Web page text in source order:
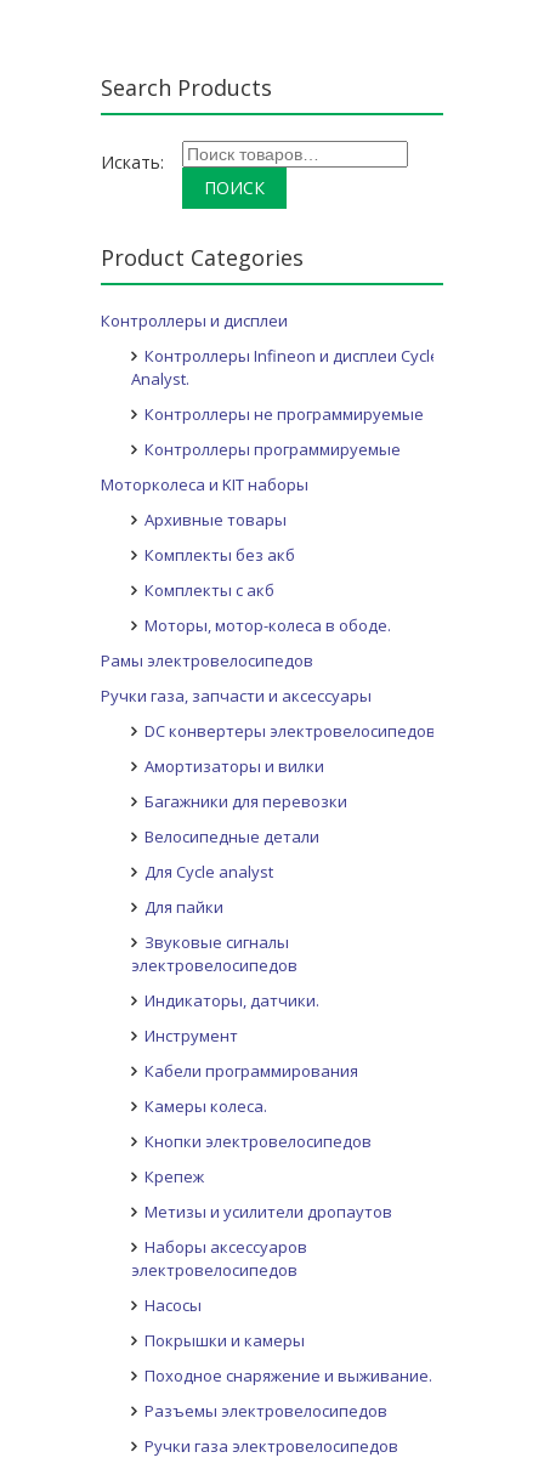
Search Products
Искать:
Product Categories
Контроллеры и дисплеи
Контроллеры Infineon и дисплеи Cycle
Analyst.
Контроллеры не программируемые
Контроллеры программируемые
Моторколеса и KIT наборы
Архивные товары
Комплекты без акб
Комплекты с акб
Моторы, мотор-колеса в ободе.
Рамы электровелосипедов
Ручки газа, запчасти и аксессуары
DC конвертеры электровелосипедов
Амортизаторы и вилки
Багажники для перевозки
Велосипедные детали
Для Cycle analyst
Для пайки
Звуковые сигналы
электровелосипедов
Индикаторы, датчики.
Инструмент
Кабели программирования
Камеры колеса.
Кнопки электровелосипедов
Крепеж
Метизы и усилители дропаутов
Наборы аксессуаров
электровелосипедов
Насосы
Покрышки и камеры
Походное снаряжение и выживание.
Разъемы электровелосипедов
Ручки газа электровелосипедов